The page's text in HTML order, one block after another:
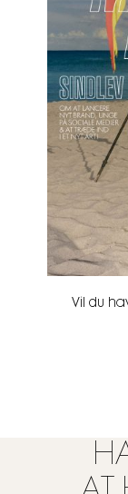
Vil du